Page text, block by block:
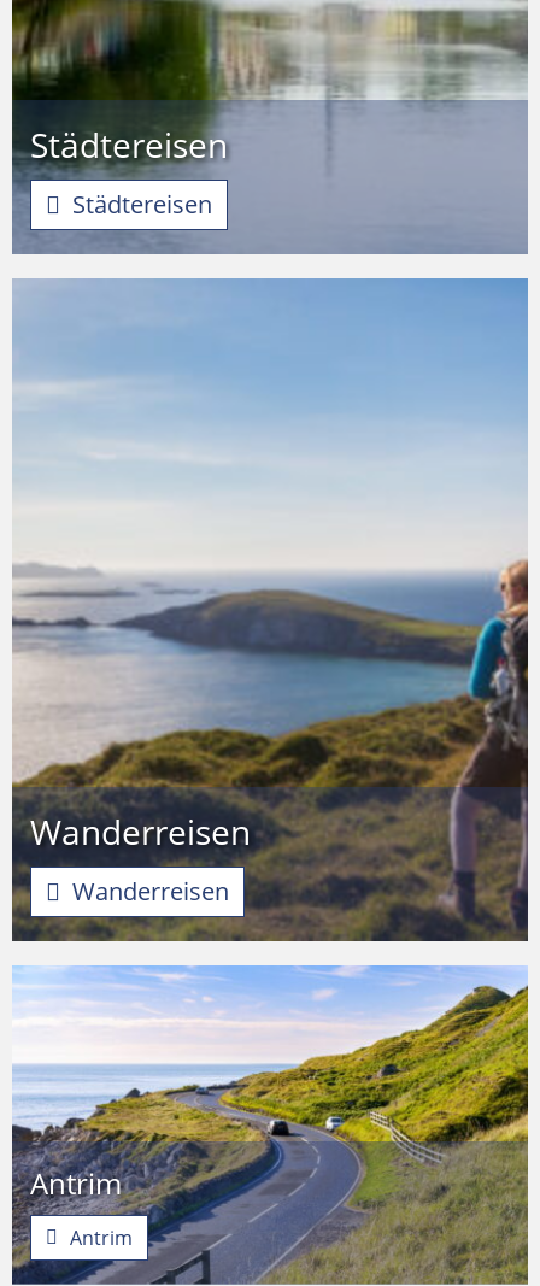
Städtereisen
Städtereisen
Wanderreisen
Wanderreisen
Antrim
Antrim